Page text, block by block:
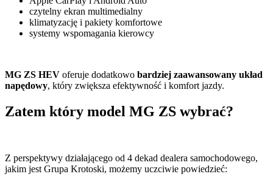
czytelny ekran multimedialny
klimatyzację i pakiety komfortowe
systemy wspomagania kierowcy
MG ZS HEV oferuje dodatkowo bardziej zaawansowany układ
napędowy, który zwiększa efektywność i komfort jazdy.
Zatem który model MG ZS wybrać?
Z perspektywy działającego od 4 dekad dealera samochodowego,
jakim jest Grupa Krotoski, możemy uczciwie powiedzieć: